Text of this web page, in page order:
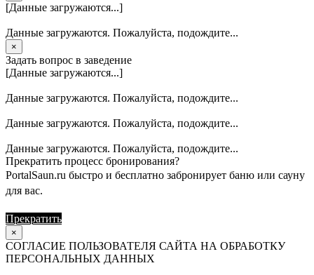
[Данные загружаются...]
Данные загружаются. Пожалуйста, подождите...
×
Задать вопрос в заведение
[Данные загружаются...]
Данные загружаются. Пожалуйста, подождите...
Данные загружаются. Пожалуйста, подождите...
Данные загружаются. Пожалуйста, подождите...
Прекратить процесс бронирования?
PortalSaun.ru быстро и бесплатно забронирует баню или сауну
для вас.
Прекратить
×
СОГЛАСИЕ ПОЛЬЗОВАТЕЛЯ САЙТА НА ОБРАБОТКУ
ПЕРСОНАЛЬНЫХ ДАННЫХ